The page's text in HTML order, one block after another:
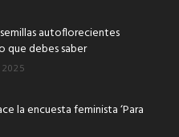
autoflorecientes
que debes saber
la encuesta feminista ‘Para